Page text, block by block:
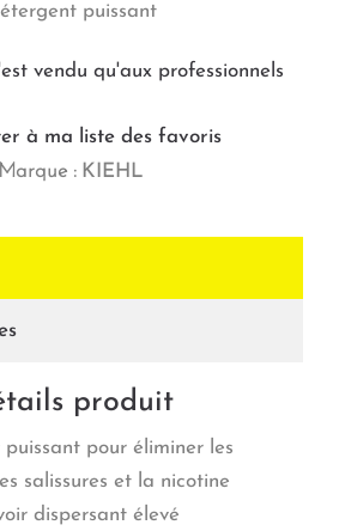
puissant
vendu qu'aux professionnels
à ma liste des favoris
Marque : KIEHL
produit
pour éliminer les
salissures et la nicotine
dispersant élevé